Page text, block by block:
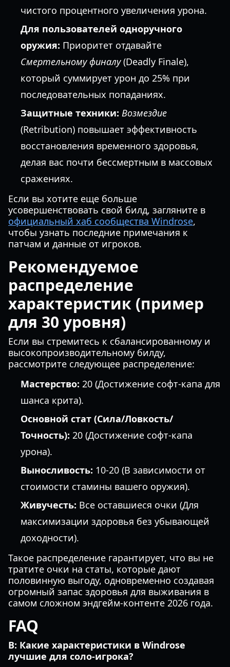
чистого процентного увеличения урона.
Для пользователей одноручного
оружия: Приоритет отдавайте
Смертельному финалу(Deadly Finale),
который суммирует урон до 25% при
последовательных попаданиях.
Защитные техники: Возмездие
(Retribution) повышает эффективность
восстановления временного здоровья,
делая вас почти бессмертным в массовых
сражениях.
Если вы хотите еще больше
усовершенствовать свой билд, загляните в
официальный хаб сообщества Windrose,
чтобы узнать последние примечания к
патчам и данные от игроков.
Рекомендуемое
распределение
характеристик (пример
для 30 уровня)
Если вы стремитесь к сбалансированному и
высокопроизводительному билду,
рассмотрите следующее распределение:
Мастерство: 20 (Достижение софт-капа для
шанса крита).
Основной стат (Сила/Ловкость/
Точность): 20 (Достижение софт-капа
урона).
Выносливость: 10-20 (В зависимости от
стоимости стамины вашего оружия).
Живучесть: Все оставшиеся очки (Для
максимизации здоровья без убывающей
доходности).
Такое распределение гарантирует, что вы не
тратите очки на статы, которые дают
половинную выгоду, одновременно создавая
огромный запас здоровья для выживания в
самом сложном эндгейм-контенте 2026 года.
FAQ
В: Какие характеристики в Windrose
лучшие для соло-игрока?